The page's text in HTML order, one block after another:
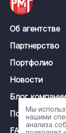
Об агентстве
Партнерство
Портфолио
Новости
Блог компании
Политика
FAQ
Мы
нашими
анализа